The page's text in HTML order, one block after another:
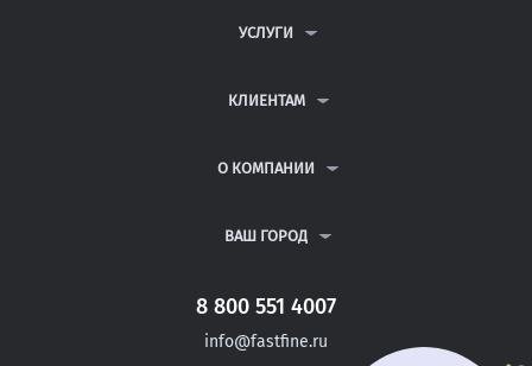
УСЛУГИ
ДИПЛОМНЫЕ РАБОТЫ
РЕФЕРАТЫ
КЛИЕНТАМ
ВОПРОСЫ И ОТВЕТЫ
ПОЛИТИКА КОНФИДЕНЦИАЛЬНОСТИ
О КОМПАНИИ
КОНТАКТЫ
ВАШ ГОРОД
САНКТ-ПЕТЕРБУРГ
ВЛАДИМИР
8 800 551 4007
info@fastfine.ru